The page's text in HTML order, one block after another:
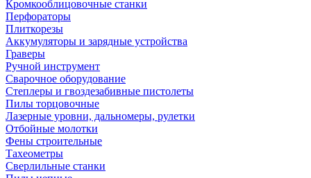
Кромкооблицовочные станки
Перфораторы
Плиткорезы
Аккумуляторы и зарядные устройства
Граверы
Ручной инструмент
Сварочное оборудование
Степлеры и гвоздезабивные пистолеты
Пилы торцовочные
Лазерные уровни, дальномеры, рулетки
Отбойные молотки
Фены строительные
Тахеометры
Сверлильные станки